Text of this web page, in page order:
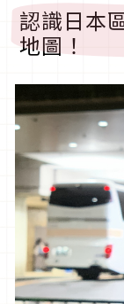
認識日本
地圖！